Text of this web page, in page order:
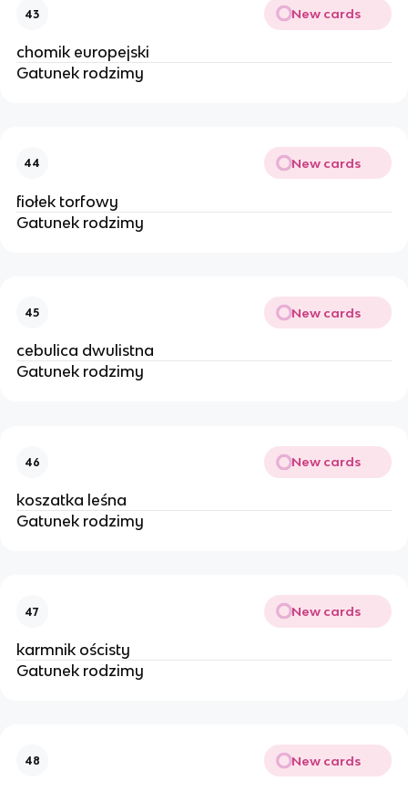
43 New cards
chomik europejski
Gatunek rodzimy
44 New cards
fiołek torfowy
Gatunek rodzimy
45 New cards
cebulica dwulistna
Gatunek rodzimy
46 New cards
koszatka leśna
Gatunek rodzimy
47 New cards
karmnik ościsty
Gatunek rodzimy
48 New cards